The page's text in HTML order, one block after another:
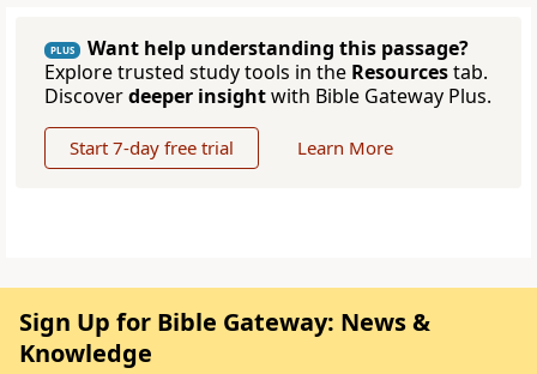
PLUS
Want help understanding this passage?
Explore trusted study tools in the Resourcestab.
Discoverdeeper insightwith Bible Gateway Plus.
Start 7-day free trial Learn More
Sign Up for Bible Gateway: News &
Knowledge